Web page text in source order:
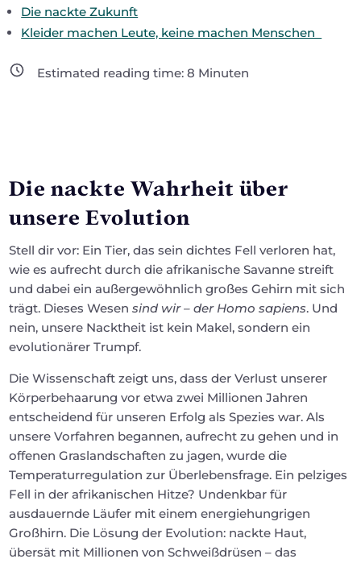
Die nackte Zukunft
Kleider machen Leute, keine machen Menschen
Estimated reading time:8 Minuten
Die nackte Wahrheit über
unsere Evolution
Stell dir vor: Ein Tier, das sein dichtes Fell verloren hat,
wie es aufrecht durch die afrikanische Savanne streift
und dabei ein außergewöhnlich großes Gehirn mit sich
trägt. Dieses Wesensind wir – der Homo sapiens. Und
nein, unsere Nacktheit ist kein Makel, sondern ein
evolutionärer Trumpf.
Die Wissenschaft zeigt uns, dass der Verlust unserer
Körperbehaarung vor etwa zwei Millionen Jahren
entscheidend für unseren Erfolg als Spezies war. Als
unsere Vorfahren begannen, aufrecht zu gehen und in
offenen Graslandschaften zu jagen, wurde die
Temperaturregulation zur Überlebensfrage. Ein pelziges
Fell in der afrikanischen Hitze? Undenkbar für
ausdauernde Läufer mit einem energiehungrigen
Großhirn. Die Lösung der Evolution: nackte Haut,
übersät mit Millionen von Schweißdrüsen – das